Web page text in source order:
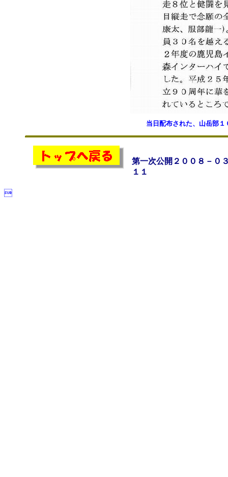
当日配布された、山岳部
第一次公開２００８－０
１１
